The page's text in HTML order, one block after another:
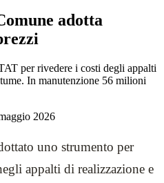
adotta
per rivedere i costi degli appalti
In manutenzione 56 milioni
2026
uno strumento per
appalti di realizzazione e